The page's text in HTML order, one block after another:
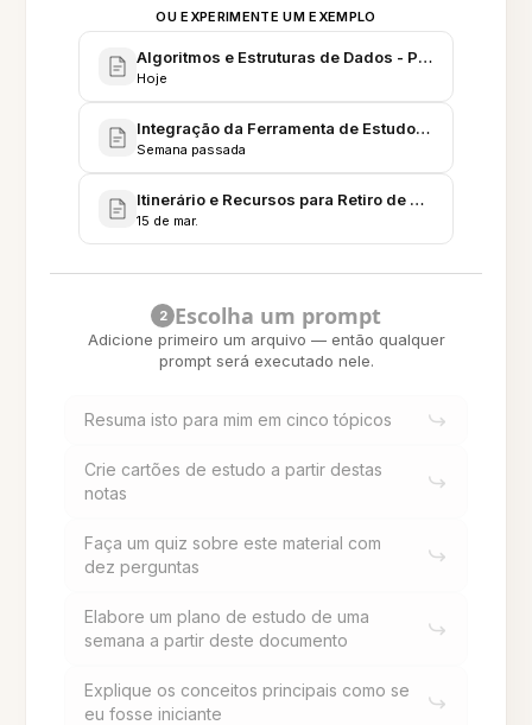
OU EXPERIMENTE UM EXEMPLO
Algoritmos e Estruturas de Dados - Preparação
Hoje
Integração da Ferramenta de Estudo com IA -
Semana passada
Itinerário e Recursos para Retiro de Estudo de Uma
15 de mar.
2 Escolha um prompt
Adicione primeiro um arquivo — então qualquer
prompt será executado nele.
Resuma isto para mim em cinco tópicos
Crie cartões de estudo a partir destas
notas
Faça um quiz sobre este material com
dez perguntas
Elabore um plano de estudo de uma
semana a partir deste documento
Explique os conceitos principais como se
eu fosse iniciante